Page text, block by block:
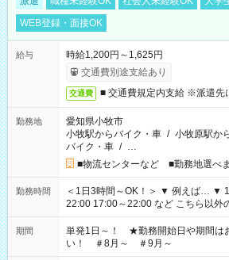
WEB登録・面接OK
給与
時給1,200円～1,625円
交通費別途支給あり
交通費 ■ 交通費規定内支給 ※派遣先
勤務地
愛知県小牧市
小牧駅からバイク・車 / 小牧原駅か
バイク・車 / …
■物流センターなど ■勤務地選べ
勤務時間
＜1日3時間～OK！＞ ▼ 例えば… ▼ 15:00～18:00 15:00～
22:00 17:00～22:00 など こちら以外の時間もお気軽にご相談く
ださい！
期間
単発1日～！ ★勤務開始日や期間は
い！ ＃8月～ ＃9月～